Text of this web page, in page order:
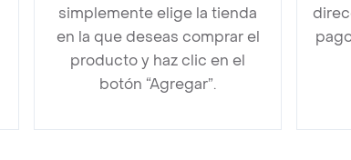
simplemente elige la tienda
en la que deseas comprar el
producto y haz clic en el
botón “Agregar”.